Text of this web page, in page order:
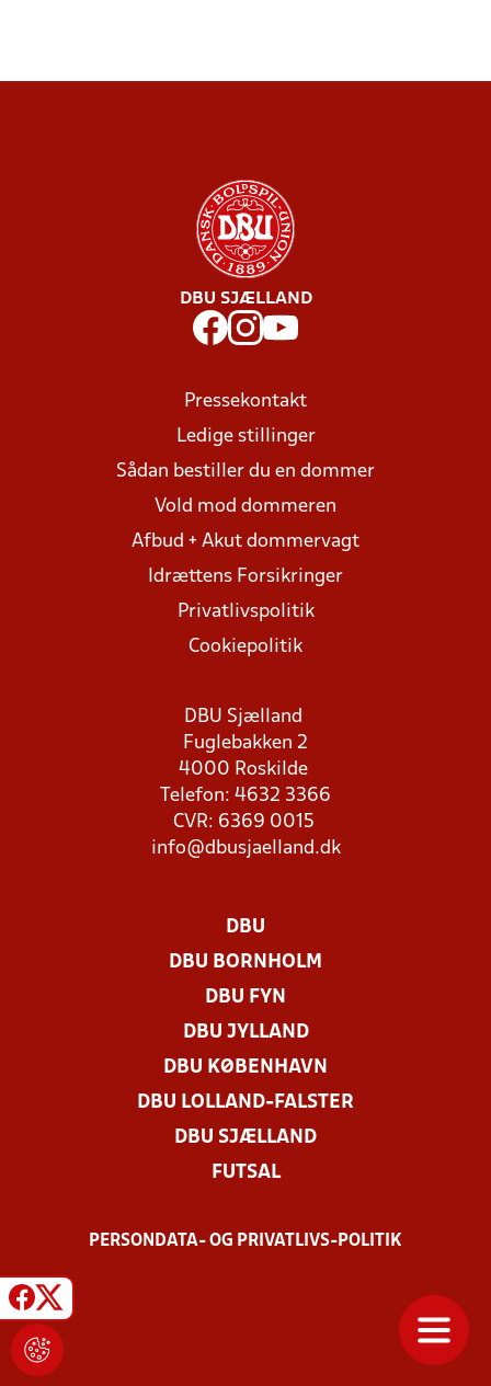
DBU SJÆLLAND
Pressekontakt
Ledige stillinger
Sådan bestiller du en dommer
Vold mod dommeren
Afbud + Akut dommervagt
Idrættens Forsikringer
Privatlivspolitik
Cookiepolitik
DBU Sjælland
Fuglebakken 2
4000 Roskilde
Telefon: 4632 3366
CVR: 6369 0015
info@dbusjaelland.dk
DBU
DBU BORNHOLM
DBU FYN
DBU JYLLAND
DBU KØBENHAVN
DBU LOLLAND-FALSTER
DBU SJÆLLAND
FUTSAL
PERSONDATA- OG PRIVATLIVS-POLITIK